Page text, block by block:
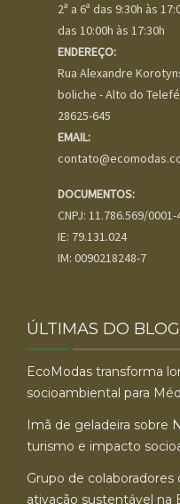
2ª a 6ª das 9:30h às
das 10:00h às 17:30h
ENDEREÇO:
Rua Alexandre
boliche - Alto do
28625-645
EMAIL:
DOCUMENTOS:
CNPJ: 11.786.569/0001-
IE: 79.131.024
IM: 0090218248-7
ÚLTIMAS DO BLOG
EcoModas transforma
socioambiental para
Imã de geladeira sobre
turismo e impacto
Grupo de
ativação sustentável na